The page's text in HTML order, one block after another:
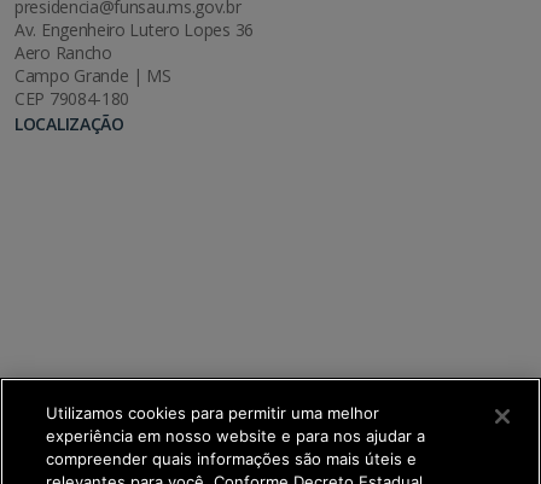
presidencia@funsau.ms.gov.br
Av. Engenheiro Lutero Lopes 36
Aero Rancho
Campo Grande | MS
CEP 79084-180
LOCALIZAÇÃO
Utilizamos cookies para permitir uma melhor
experiência em nosso website e para nos ajudar a
compreender quais informações são mais úteis e